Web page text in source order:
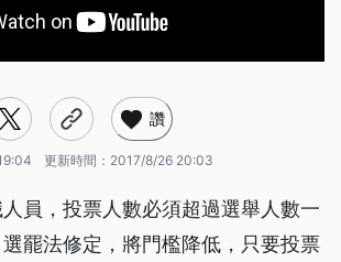
讚
更新時間： 2017/8/26 20:03
員，投票人數必須超過選舉人數一
罷法修定，將門檻降低，只要投票